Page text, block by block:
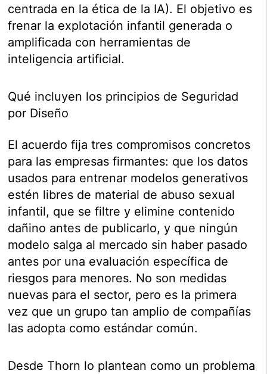
centrada en la ética de la IA). El objetivo es
frenar la explotación infantil generada o
amplificada con herramientas de
inteligencia artificial.
Qué incluyen los principios de Seguridad
por Diseño
El acuerdo fija tres compromisos concretos
para las empresas firmantes: que los datos
usados para entrenar modelos generativos
estén libres de material de abuso sexual
infantil, que se filtre y elimine contenido
dañino antes de publicarlo, y que ningún
modelo salga al mercado sin haber pasado
antes por una evaluación específica de
riesgos para menores. No son medidas
nuevas para el sector, pero es la primera
vez que un grupo tan amplio de compañías
las adopta como estándar común.
Desde Thorn lo plantean como un problema